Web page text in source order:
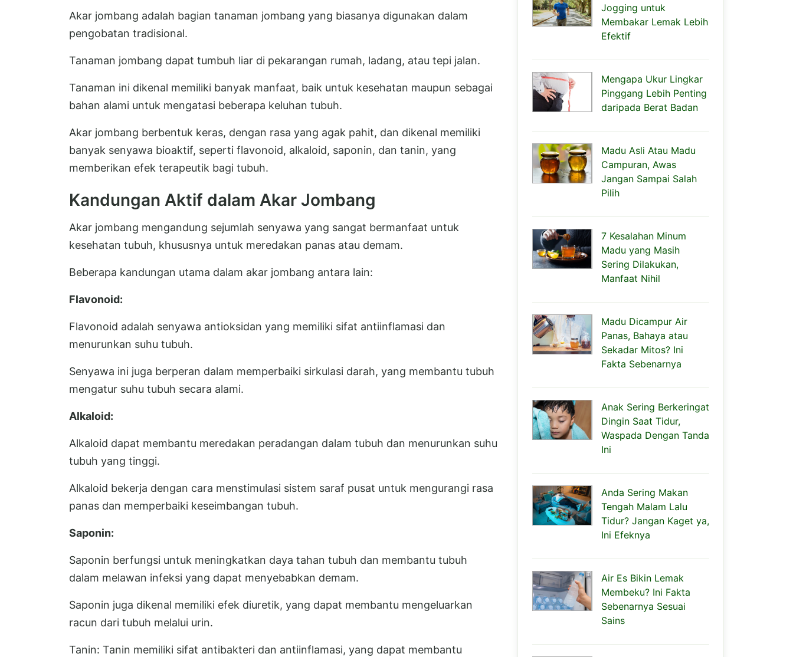
Akar jombang adalah bagian tanaman jombang yang biasanya digunakan dalam
pengobatan tradisional.
Tanaman jombang dapat tumbuh liar di pekarangan rumah, ladang, atau tepi jalan.
Tanaman ini dikenal memiliki banyak manfaat, baik untuk kesehatan maupun sebagai
bahan alami untuk mengatasi beberapa keluhan tubuh.
Akar jombang berbentuk keras, dengan rasa yang agak pahit, dan dikenal memiliki
banyak senyawa bioaktif, seperti flavonoid, alkaloid, saponin, dan tanin, yang
memberikan efek terapeutik bagi tubuh.
Kandungan Aktif dalam Akar Jombang
Akar jombang mengandung sejumlah senyawa yang sangat bermanfaat untuk
kesehatan tubuh, khususnya untuk meredakan panas atau demam.
Beberapa kandungan utama dalam akar jombang antara lain:
Flavonoid:
Flavonoid adalah senyawa antioksidan yang memiliki sifat antiinflamasi dan
menurunkan suhu tubuh.
Senyawa ini juga berperan dalam memperbaiki sirkulasi darah, yang membantu tubuh
mengatur suhu tubuh secara alami.
Alkaloid:
Alkaloid dapat membantu meredakan peradangan dalam tubuh dan menurunkan suhu
tubuh yang tinggi.
Alkaloid bekerja dengan cara menstimulasi sistem saraf pusat untuk mengurangi rasa
panas dan memperbaiki keseimbangan tubuh.
Saponin:
Saponin berfungsi untuk meningkatkan daya tahan tubuh dan membantu tubuh
dalam melawan infeksi yang dapat menyebabkan demam.
Saponin juga dikenal memiliki efek diuretik, yang dapat membantu mengeluarkan
racun dari tubuh melalui urin.
Tanin: Tanin memiliki sifat antibakteri dan antiinflamasi, yang dapat membantu
Jogging untuk
Membakar Lemak Lebih
Efektif
Mengapa Ukur Lingkar
Pinggang Lebih Penting
daripada Berat Badan
Madu Asli Atau Madu
Campuran, Awas
Jangan Sampai Salah
Pilih
7 Kesalahan Minum
Madu yang Masih
Sering Dilakukan,
Manfaat Nihil
Madu Dicampur Air
Panas, Bahaya atau
Sekadar Mitos? Ini
Fakta Sebenarnya
Anak Sering Berkeringat
Dingin Saat Tidur,
Waspada Dengan Tanda
Ini
Anda Sering Makan
Tengah Malam Lalu
Tidur? Jangan Kaget ya,
Ini Efeknya
Air Es Bikin Lemak
Membeku? Ini Fakta
Sebenarnya Sesuai
Sains